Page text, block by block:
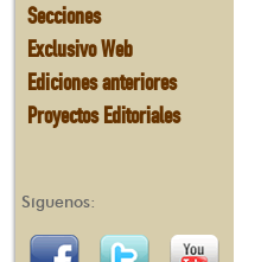
Secciones
Exclusivo Web
Ediciones anteriores
Proyectos Editoriales
Síguenos: